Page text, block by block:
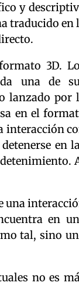
y
traducido en
3D.
una de
lanzado por
en el
interacción
en
una
en
tal, sino
no es